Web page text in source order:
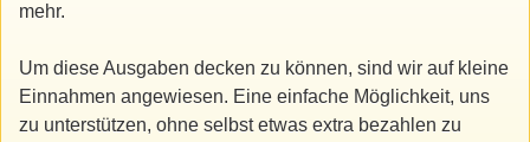
mehr.
Um diese Ausgaben decken zu können, sind wir auf kleine
Einnahmen angewiesen. Eine einfache Möglichkeit, uns
zu unterstützen, ohne selbst etwas extra bezahlen zu